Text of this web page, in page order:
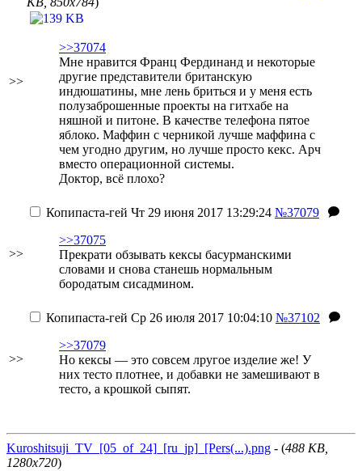
>>
>>37074
Мне нравится Франц Фердинанд и некоторые
другие представители британскую
индюшатины, мне лень бриться и у меня есть
полузаброшенные проекты на гитхабе на
няшной и питоне. В качестве телефона пятое
яблоко. Маффин с черникой лучше маффина с
чем угодно другим, но лучше просто кекс. Арч
вместо операционной системы.
Доктор, всё плохо?
>>
Копипаста-гей Чт 29 июня 2017 13:29:24 №37079
>>37075
Прекрати обзывать кексы басурманскими
словами и снова станешь нормальным
бородатым сисадмином.
>>
Копипаста-гей Ср 26 июля 2017 10:04:10 №37102
>>37079
Но кексы — это совсем лругое изделие же! У
них тесто плотнее, и добавки не замешивают в
тесто, а крошкой сыпят.
Kuroshitsuji_TV_[05_of_24]_[ru_jp]_[Pers(...).png - (488 KB,
1280x720)